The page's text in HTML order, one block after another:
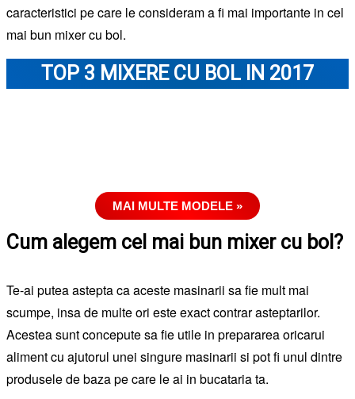
caracteristici pe care le consideram a fi mai importante in cel
mai bun mixer cu bol.
TOP 3 MIXERE CU BOL IN 2017
MAI MULTE MODELE »
Cum alegem cel mai bun mixer cu bol?
Te-ai putea astepta ca aceste masinarii sa fie mult mai
scumpe, insa de multe ori este exact contrar asteptarilor.
Acestea sunt concepute sa fie utile in prepararea oricarui
aliment cu ajutorul unei singure masinarii si pot fi unul dintre
produsele de baza pe care le ai in bucataria ta.